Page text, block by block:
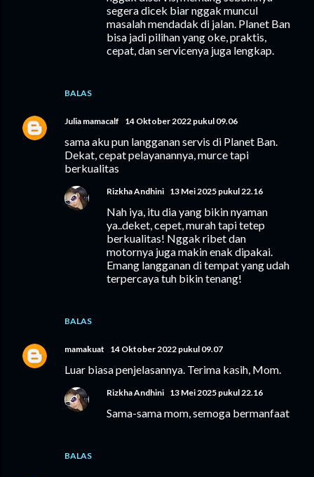
BALAS
segera dicek biar nggak muncul
masalah mendadak di jalan. Planet Ban
bisa jadi pilihan yang oke, praktis,
cepat, dan servicenya juga lengkap.
Julia mamacalf 14 Oktober 2022 pukul 09.06
sama aku pun langganan servis di Planet Ban.
Dekat, cepat pelayanannya, murce tapi
berkualitas
BALAS
Rizkha Andhini 13 Mei 2025 pukul 22.16
Nah iya, itu dia yang bikin nyaman
ya..deket, cepet, murah tapi tetep
berkualitas! Nggak ribet dan
motornya juga makin enak dipakai.
Emang langganan di tempat yang udah
terpercaya tuh bikin tenang!
mamakuat 14 Oktober 2022 pukul 09.07
Luar biasa penjelasannya. Terima kasih, Mom.
BALAS
Rizkha Andhini 13 Mei 2025 pukul 22.16
Sama-sama mom, semoga bermanfaat